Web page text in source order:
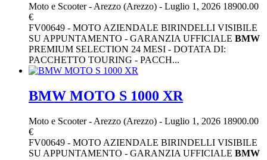
Moto e Scooter- Arezzo (Arezzo) - Luglio 1, 2026 18900.00
€
FV00649 - MOTO AZIENDALE BIRINDELLI VISIBILE
SU APPUNTAMENTO - GARANZIA UFFICIALE BMW
PREMIUM SELECTION 24 MESI - DOTATA DI:
PACCHETTO TOURING - PACCH...
BMW MOTO S 1000 XR
Moto e Scooter- Arezzo (Arezzo) - Luglio 1, 2026 18900.00
€
FV00649 - MOTO AZIENDALE BIRINDELLI VISIBILE
SU APPUNTAMENTO - GARANZIA UFFICIALE BMW